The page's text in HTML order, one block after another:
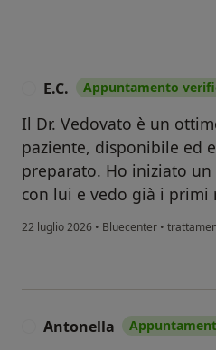
E.C. Appuntamento
Il Dr. Vedovato è un
paziente, disponibile ed
preparato. Ho iniziato
con lui e vedo già i
22 luglio 2026 • Bluecenter •
Antonella